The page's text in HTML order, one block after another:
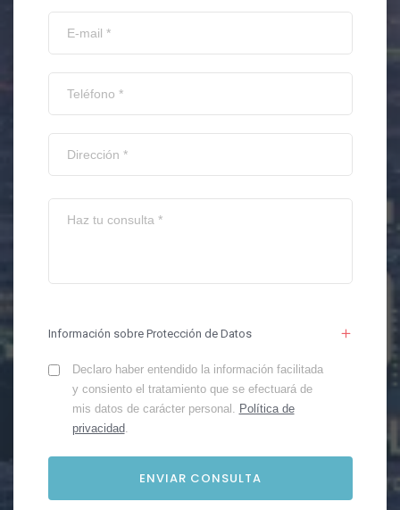
Información sobre Protección de Datos
Declaro haber entendido la información facilitada
y consiento el tratamiento que se efectuará de
mis datos de carácter personal. Política de
privacidad.